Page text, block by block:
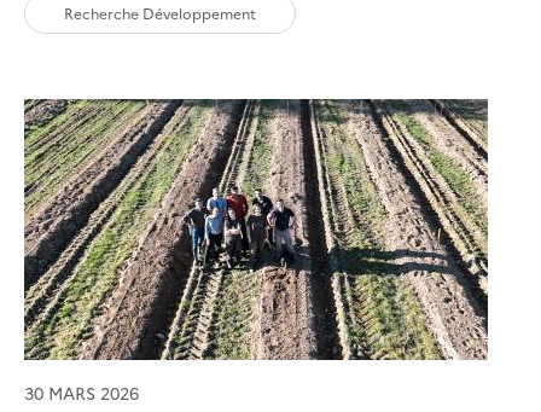
Recherche Développement
30 MARS 2026